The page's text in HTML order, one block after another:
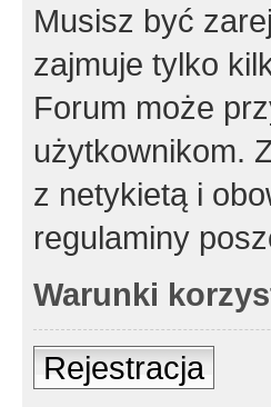
Musisz być
zajmuje tylko
Forum może
użytkownikom.
z netykietą i
regulaminy
Warunki
Rejestracja